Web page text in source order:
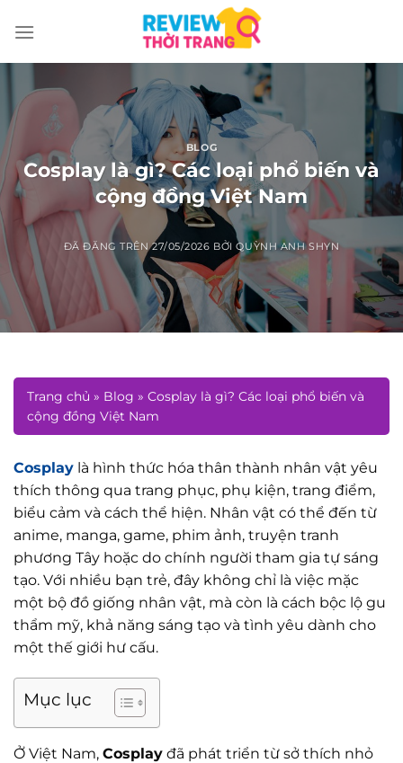
đến
BLOG
Cosplay là gì? Các loại phổ biến và
cộng đồng Việt Nam
ĐÃ ĐĂNG TRÊN27/05/2026 BỞIQUỲNH ANH SHYN
Trang chủ » Blog » Cosplay là gì? Các loại phổ biến và
cộng đồng Việt Nam
Cosplay là hình thức hóa thân thành nhân vật yêu
thích thông qua trang phục, phụ kiện, trang điểm,
biểu cảm và cách thể hiện. Nhân vật có thể đến từ
anime, manga, game, phim ảnh, truyện tranh
phương Tây hoặc do chính người tham gia tự sáng
tạo. Với nhiều bạn trẻ, đây không chỉ là việc mặc
một bộ đồ giống nhân vật, mà còn là cách bộc lộ gu
thẩm mỹ, khả năng sáng tạo và tình yêu dành cho
một thế giới hư cấu.
Mục lục
Ở Việt Nam, Cosplay đã phát triển từ sở thích nhỏ